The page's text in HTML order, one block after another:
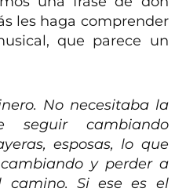
les haga comprender
que parece un
No necesitaba la
seguir cambiando
esposas, lo que
y perder a
Si ese es el